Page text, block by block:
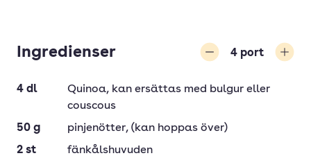
Ingredienser 4 port
4 dl Quinoa, kan ersättas med bulgur eller
couscous
50 g pinjenötter, (kan hoppas över)
2 st
fänkålshuvuden